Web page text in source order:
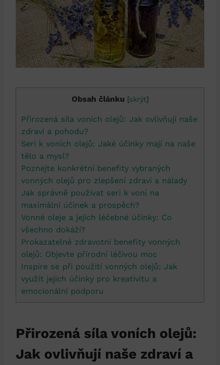
Obsah článku [skrýt]
Přirozená síla voních olejů: Jak ovlivňují naše
zdraví a pohodu?
Seri k voních olejů: Jaké účinky mají na naše
tělo a mysl?
Poznejte konkrétní benefity vybraných
vonných olejů pro zlepšení zdraví a nálady
Jak správně používat seri k voní na
maximální účinek a prospěch?
Vonné oleje a jejich léčebné účinky: Co
všechno dokáží?
Prokazatelné zdravotní benefity vonných
olejů: Objevte přírodní léčivou moc
Inspire se při použití vonných olejů: Jak
využít jejich účinky pro kreativitu a
emocionální podporu
Přirozená síla voních olejů:
Jak ovlivňují naše zdraví a